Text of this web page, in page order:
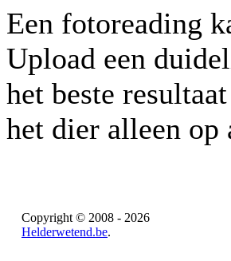
Een fotoreading
Upload een
het beste
het dier alleen op
Copyright © 2008 - 2026
Helderwetend.be.